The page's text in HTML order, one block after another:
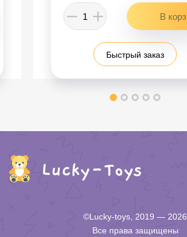
Быстрый заказ
©Lucky-toys, 2019 — 2026
Все права защищены